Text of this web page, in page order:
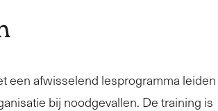
een afwisselend lesprogramma leiden
bij noodgevallen. De training is